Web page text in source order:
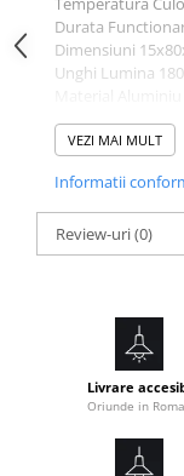
Durata
Dimensiuni
Unghi Lumina
Garantie /
VEZI MAI MULT
Informatii
Review-uri(0)
Livrare
Oriunde in